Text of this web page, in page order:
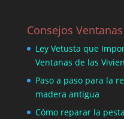
Consejos
Ley Vetusta que
Ventanas de las
Paso a paso para la
madera antigua
Cómo reparar la